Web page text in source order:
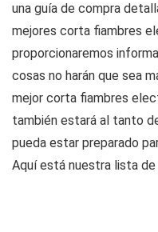
una guía de compra
mejores corta fiambres
proporcionaremos
cosas no harán que sea
mejor corta fiambres
también estará al tanto
pueda estar preparado
Aquí está nuestra lista